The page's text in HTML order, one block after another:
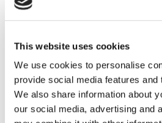
This website uses cookies
We use cookies to personalise
provide social media features and
We also share information about
our social media, advertising and
Święta, Święta i…
[przegląd
23.12.2018 BLOGOSFERA